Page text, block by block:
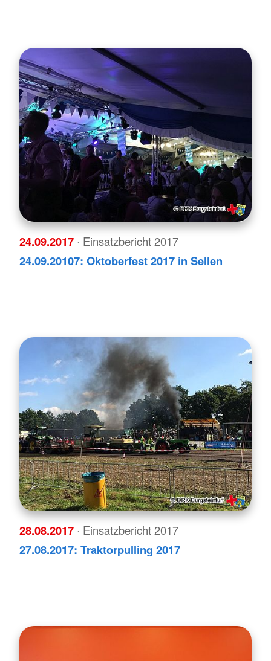
24.09.2017 · Einsatzbericht 2017
24.09.20107: Oktoberfest 2017 in Sellen
28.08.2017 · Einsatzbericht 2017
27.08.2017: Traktorpulling 2017